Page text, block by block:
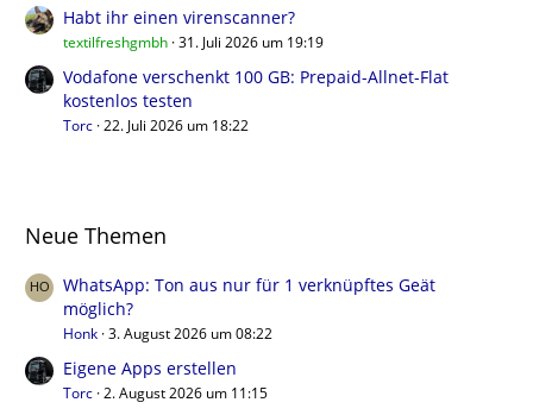
Habt ihr einen virenscanner?
textilfreshgmbh 31. Juli 2026 um 19:19
Vodafone verschenkt 100 GB: Prepaid-Allnet-Flat
kostenlos testen
Torc 22. Juli 2026 um 18:22
Neue Themen
WhatsApp: Ton aus nur für 1 verknüpftes Geät
möglich?
Honk 3. August 2026 um 08:22
Eigene Apps erstellen
Torc 2. August 2026 um 11:15